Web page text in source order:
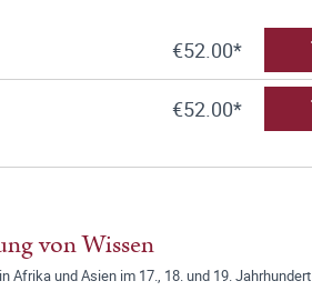
€52.00*
€52.00*
von Wissen
und Asien im 17., 18. und 19. Jahrhundert